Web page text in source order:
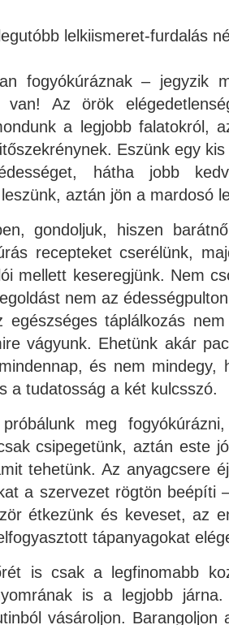
lelkiismeret-furdalás
fogyókúráznak – jegyzik
van! Az örök
a legjobb falatokról,
Eszünk egy
hátha jobb
aztán jön a mardosó
gondoljuk, hiszen
recepteket cserélünk,
mellett keseregjünk. Nem
nem az
egészséges táplálkozás
vágyunk. Ehetünk akár
és nem mindegy,
a tudatosság a két kulcsszó.
meg
csipegetünk, aztán este
tehetünk. Az anyagcsere
a szervezet rögtön beépíti
étkezünk és keveset, az
tápanyagokat
is csak a legfinomabb
is a legjobb
vásároljon. Barangoljon